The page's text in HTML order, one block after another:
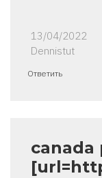
13/04/2022
Dennistut
Ответить
canada